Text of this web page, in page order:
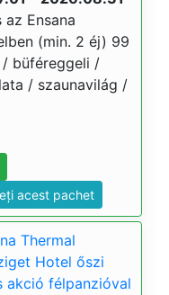
Ensana
(min. 2 éj) 99
büféreggeli /
/ szaunavilág /
acest pachet
Thermal
Hotel őszi
akció félpanzióval